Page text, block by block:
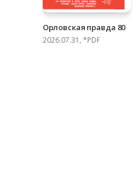
Орловская правда 80
2026.07.31, *PDF